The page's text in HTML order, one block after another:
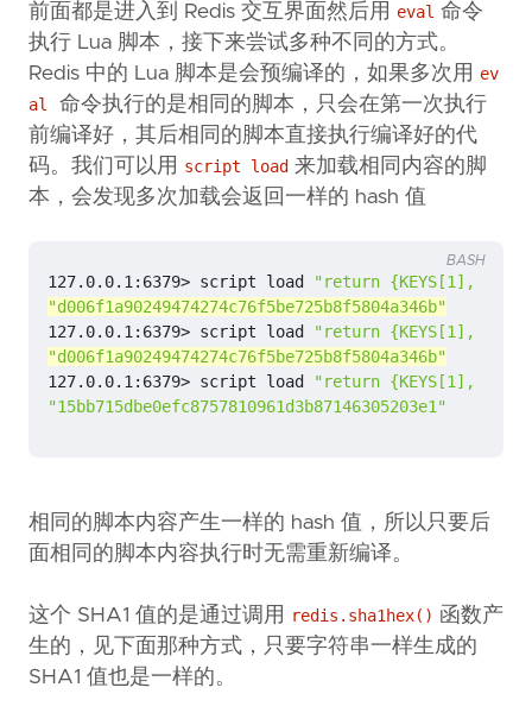
前面都是进入到 Redis 交互界面然后用 eval 命令
执行 Lua 脚本，接下来尝试多种不同的方式。
Redis 中的 Lua 脚本是会预编译的，如果多次用 ev
al
命令执行的是相同的脚本，只会在第一次执行
前编译好，其后相同的脚本直接执行编译好的代
码。我们可以用 script load 来加载相同内容的脚
本，会发现多次加载会返回一样的 hash 值
127.0.0.1:6379> script load
"return {KEYS[1],
"d006f1a90249474274c76f5be725b8f5804a346b"
127.0.0.1:6379> script load
"return {KEYS[1],
"d006f1a90249474274c76f5be725b8f5804a346b"
127.0.0.1:6379> script load
"return {KEYS[1],
"15bb715dbe0efc8757810961d3b87146305203e1"
BASH
相同的脚本内容产生一样的 hash 值，所以只要后
面相同的脚本内容执行时无需重新编译。
这个 SHA1 值的是通过调用 redis.sha1hex() 函数产
生的，见下面那种方式，只要字符串一样生成的
SHA1 值也是一样的。